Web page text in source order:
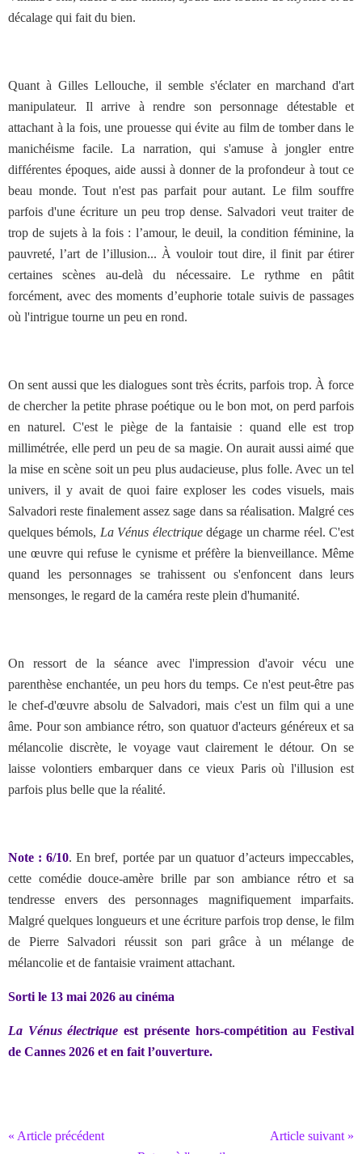
décalage qui fait du bien.
Quant à Gilles Lellouche, il semble s'éclater en marchand d'art
manipulateur. Il arrive à rendre son personnage détestable et
attachant à la fois, une prouesse qui évite au film de tomber dans le
manichéisme facile. La narration, qui s'amuse à jongler entre
différentes époques, aide aussi à donner de la profondeur à tout ce
beau monde. Tout n'est pas parfait pour autant. Le film souffre
parfois d'une écriture un peu trop dense. Salvadori veut traiter de
trop de sujets à la fois : l’amour, le deuil, la condition féminine, la
pauvreté, l’art de l’illusion... À vouloir tout dire, il finit par étirer
certaines scènes au-delà du nécessaire. Le rythme en pâtit
forcément, avec des moments d’euphorie totale suivis de passages
où l'intrigue tourne un peu en rond.
On sent aussi que les dialogues sont très écrits, parfois trop. À force
de chercher la petite phrase poétique ou le bon mot, on perd parfois
en naturel. C'est le piège de la fantaisie : quand elle est trop
millimétrée, elle perd un peu de sa magie. On aurait aussi aimé que
la mise en scène soit un peu plus audacieuse, plus folle. Avec un tel
univers, il y avait de quoi faire exploser les codes visuels, mais
Salvadori reste finalement assez sage dans sa réalisation. Malgré ces
quelques bémols, La Vénus électriquedégage un charme réel. C'est
une œuvre qui refuse le cynisme et préfère la bienveillance. Même
quand les personnages se trahissent ou s'enfoncent dans leurs
mensonges, le regard de la caméra reste plein d'humanité.
On ressort de la séance avec l'impression d'avoir vécu une
parenthèse enchantée, un peu hors du temps. Ce n'est peut-être pas
le chef-d'œuvre absolu de Salvadori, mais c'est un film qui a une
âme. Pour son ambiance rétro, son quatuor d'acteurs généreux et sa
mélancolie discrète, le voyage vaut clairement le détour. On se
laisse volontiers embarquer dans ce vieux Paris où l'illusion est
parfois plus belle que la réalité.
Note : 6/10. En bref, portée par un quatuor d’acteurs impeccables,
cette comédie douce-amère brille par son ambiance rétro et sa
tendresse envers des personnages magnifiquement imparfaits.
Malgré quelques longueurs et une écriture parfois trop dense, le film
de Pierre Salvadori réussit son pari grâce à un mélange de
mélancolie et de fantaisie vraiment attachant.
Sorti le 13 mai 2026 au cinéma
La Vénus électriqueest présente hors-compétition au Festival
de Cannes 2026 et en fait l’ouverture.
« Article précédent
Article suivant »